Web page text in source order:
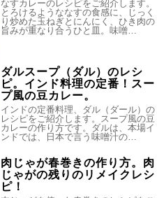
なすカレーのレシピをご紹介します。
とろけるようななすの食感に、じっく
り炒めた玉ねぎとにんにく、ひき肉の
旨みが重なり合うひと皿。味噌…
ダルスープ（ダル）のレシ
ピ。インド料理の定番！スー
プ風の豆カレー。
インドの定番料理、ダル（ダール）の
レシピをご紹介します。スープ風の豆
カレーの作り方です。ダルは、本場イ
ンドでは、日本で言う味噌汁の…
肉じゃが春巻きの作り方。肉
じゃがの残りのリメイクレシ
ピ！